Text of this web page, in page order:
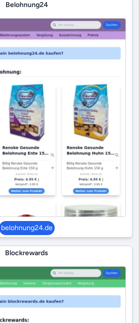
Belohnung24
belohnung24.de
Blockrewards